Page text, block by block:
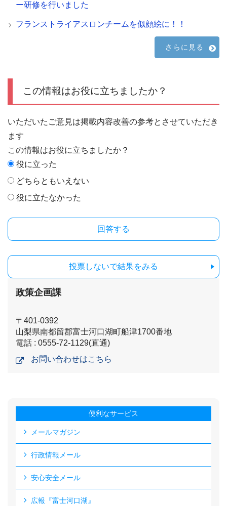
ー研修を行いました
フランストライアスロンチームを似顔絵に！！
さらに見る
この情報はお役に立ちましたか？
いただいたご意見は掲載内容改善の参考とさせていただき
ます
この情報はお役に立ちましたか？
役に立った
どちらともいえない
役に立たなかった
投票しないで結果をみる
政策企画課
〒401-0392
山梨県南都留郡富士河口湖町船津1700番地
電話 : 0555-72-1129(直通)
お問い合わせはこちら
便利なサービス
メールマガジン
行政情報メール
安心安全メール
広報『富士河口湖』